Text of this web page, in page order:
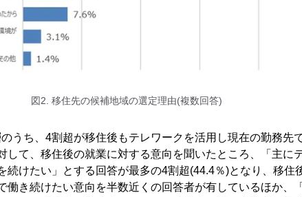
図2. 移住先の候補地域の選定理由(複数回答)
うち、4割超が移住後もテレワークを活用し現在の勤務先
して、移住後の就業に対する意向を聞いたところ、「主に
続けたい」とする回答が最多の4割超(44.4％)となり、移住
働き続けたい意向を半数近くの回答者が有しているほか、